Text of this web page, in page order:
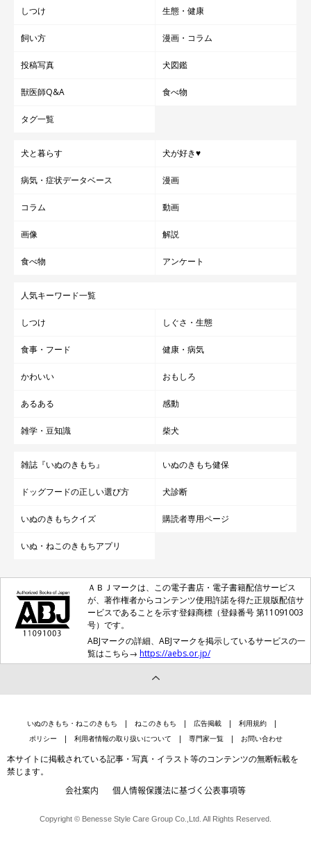
ただ、フードづくりだけでは、犬の『真の健康』は実現できませ
ナーまで、犬を取り巻くすべの方々が、正しい知識を持ってそれ
ぞれの役割を適切に果たしていただく。
開しています。
ておられるブリーダーの方々を応援すると共に、
トオーナーの皆様に、さまざまな犬種の『真の健康』を体現した
ただきたいからです
する方が多く、ロイヤルカナンが提唱する「真の健康」への関心
は確実に高まっていることを感じました。日常生活の中で愛犬の
写真・文／金子志緒
しつけ 生態・健康
飼い方 漫画・コラム
投稿写真 犬図鑑
獣医師Q&A 食べ物
タグ一覧
犬と暮らす 犬が好き♥
病気・症状データベース 漫画
コラム 動画
画像 解説
食べ物 アンケート
人気キーワード一覧
しつけ しぐさ・生態
食事・フード 健康・病気
かわいい おもしろ
あるある 感動
雑学・豆知識 柴犬
雑誌『いぬのきもち』 いぬのきもち健保
ドッグフードの正しい選び方 犬診断
いぬのきもちクイズ 購読者専用ページ
いぬ・ねこのきもちアプリ
ＡＢＪマークは、この電子書店・電子書籍配信サービス
が、著作権者からコンテンツ使用許諾を得た正規版配信サ
ービスであることを示す登録商標（登録番号 第11091003
号）です。
ABJマークの詳細、ABJマークを掲示しているサービスの一
覧はこちら→ https://aebs.or.jp/
いぬのきもち・ねこのきもち ねこのきもち 広告掲載
利用規約
ポリシー
利用者情報の取り扱いについて 専門家一覧 お問い合わせ
本サイトに掲載されている記事・写真・イラスト等のコンテンツの無断転載を
禁じます。
会社案内 個人情報保護法に基づく公表事項等
Copyright © Benesse Style Care Group Co.,Ltd. All Rights Reserved.